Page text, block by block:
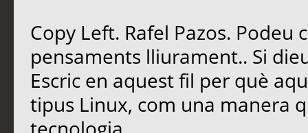
Copy Left. Rafel Pazos.
pensaments lliurament.. Si
Escric en aquest fil per què
tipus Linux, com una manera